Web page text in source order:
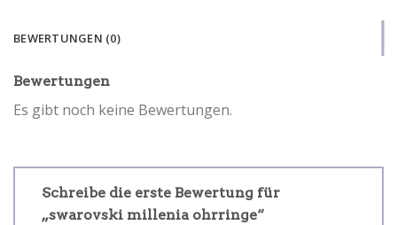
BEWERTUNGEN (0)
Bewertungen
Es gibt noch keine Bewertungen.
Schreibe die erste Bewertung für
„swarovski millenia ohrringe“